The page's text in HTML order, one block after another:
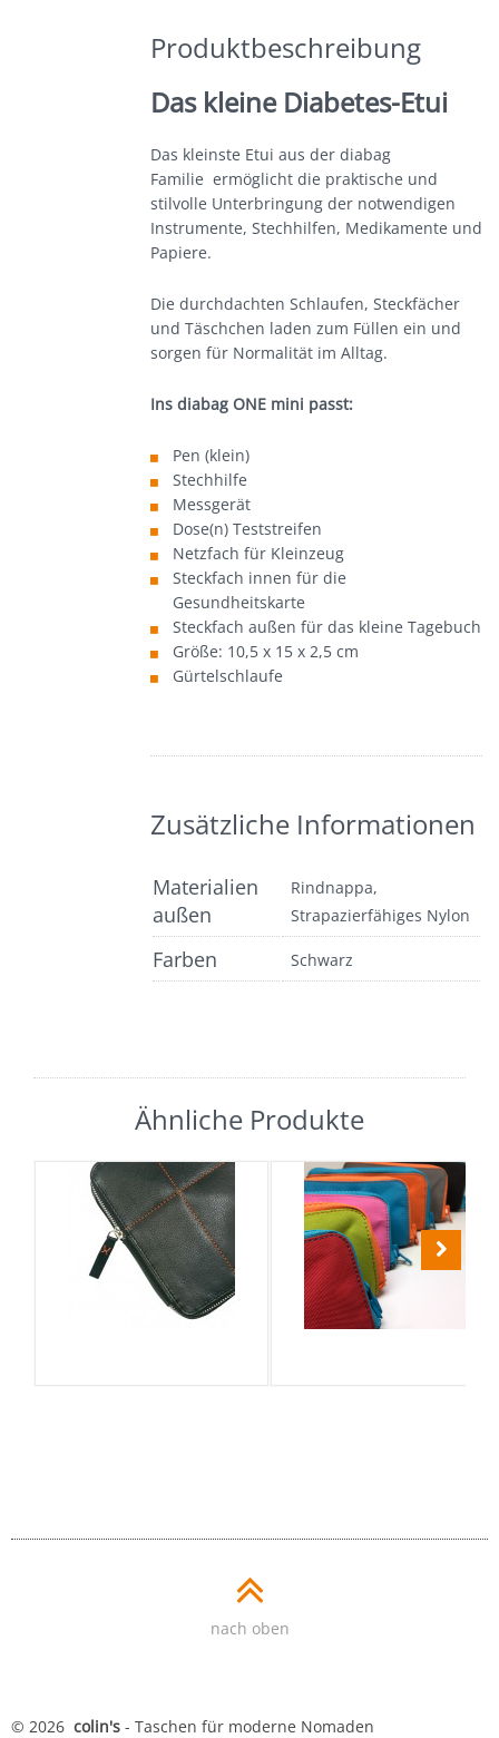
Produktbeschreibung
Das kleine Diabetes-Etui
Das kleinste Etui aus der diabag
Familie ermöglicht die praktische und
stilvolle Unterbringung der notwendigen
Instrumente, Stechhilfen, Medikamente und
Papiere.
Die durchdachten Schlaufen, Steckfächer
und Täschchen laden zum Füllen ein und
sorgen für Normalität im Alltag.
Ins diabag ONE mini passt:
Pen (klein)
Stechhilfe
Messgerät
Dose(n) Teststreifen
Netzfach für Kleinzeug
Steckfach innen für die
Gesundheitskarte
Steckfach außen für das kleine Tagebuch
Größe: 10,5 x 15 x 2,5 cm
Gürtelschlaufe
Zusätzliche Informationen
Materialien
außen
Rindnappa,
Strapazierfähiges Nylon
Farben Schwarz
Ähnliche Produkte
nach oben
© 2026 colin's - Taschen für moderne Nomaden